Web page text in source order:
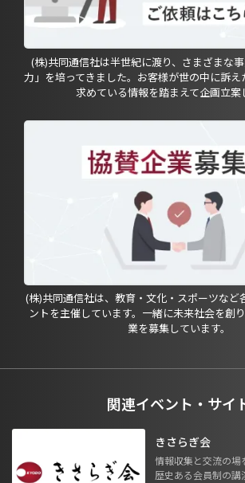
(株)共同通信社は半世紀に渡り、さまざまな
力」を培ってきました。お客様が世の中に訴
求めている情報を踏まえて企画立案
(株)共同通信社は、教育・文化・スポーツなど
ントを主催しています。一緒に未来社会を創
業を募集しています。
関連イベント・サイ
きさらぎ会
情報収集と交流の場
歴史ある会員制の講